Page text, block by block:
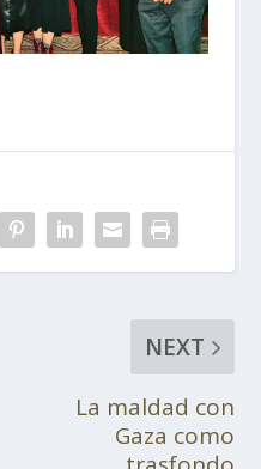
NEXT
La maldad con
Gaza como